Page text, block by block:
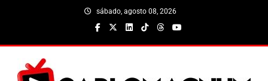
sábado, agosto 08, 2026